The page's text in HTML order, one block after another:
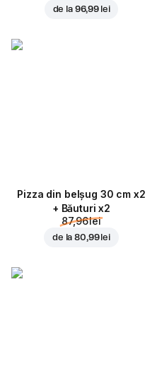
de la 96,99 lei
Pizza din belșug 30 cm x2
+ Băuturi x2
87,96 lei
de la80,99 lei